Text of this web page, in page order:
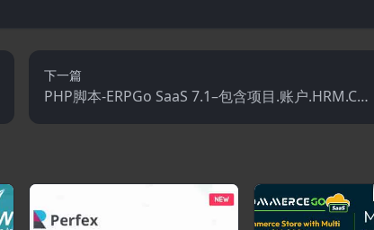
下一篇
PHP脚本-ERPGo SaaS 7.1–包含项目.账户.HRM.CR
M和POS的一体化商业ERP